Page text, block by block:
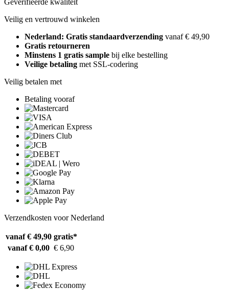
Veilig en vertrouwd winkelen
Nederland: Gratis standaardverzending vanaf € 49,90
Gratis retourneren
Minstens 1 gratis sample bij elke bestelling
Veilige betaling met SSL-codering
Veilig betalen met
Betaling vooraf
Verzendkosten voor Nederland
vanaf € 49,90 gratis*
vanaf € 0,00 € 6,90